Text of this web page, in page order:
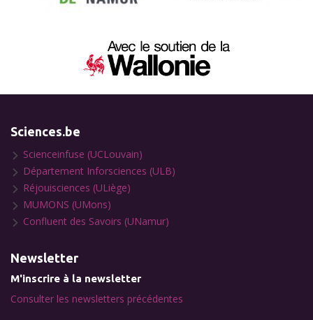
Sciences.be
Scienceinfuse (UCLouvain)
Département Inforsciences (ULB)
Réjouisciences (ULiège)
MUMONS (UMons)
Confluent des Savoirs (UNamur)
Newsletter
M'inscrire à la newsletter
Consulter les newsletters précédentes